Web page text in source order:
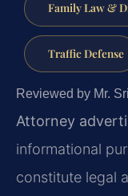
Family Law &
Traffic Defense
Reviewed by Mr.
Attorney
informational
constitute legal